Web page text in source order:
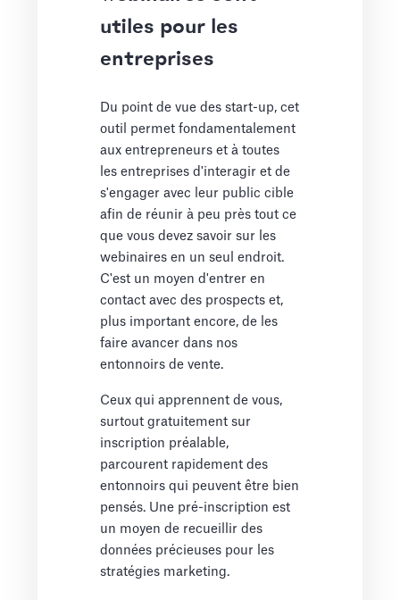
utiles pour les
entreprises
Du point de vue des start-up, cet
outil permet fondamentalement
aux entrepreneurs et à toutes
les entreprises d'interagir et de
s'engager avec leur public cible
afin de réunir à peu près tout ce
que vous devez savoir sur les
webinaires en un seul endroit.
C'est un moyen d'entrer en
contact avec des prospects et,
plus important encore, de les
faire avancer dans nos
entonnoirs de vente.
Ceux qui apprennent de vous,
surtout gratuitement sur
inscription préalable,
parcourent rapidement des
entonnoirs qui peuvent être bien
pensés. Une pré-inscription est
un moyen de recueillir des
données précieuses pour les
stratégies marketing.